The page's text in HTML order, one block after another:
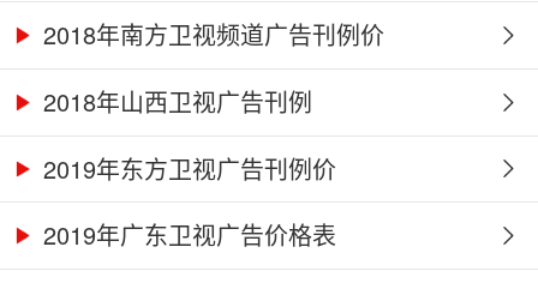
2018年南方卫视频道广告刊例价
2018年山西卫视广告刊例
2019年东方卫视广告刊例价
2019年广东卫视广告价格表